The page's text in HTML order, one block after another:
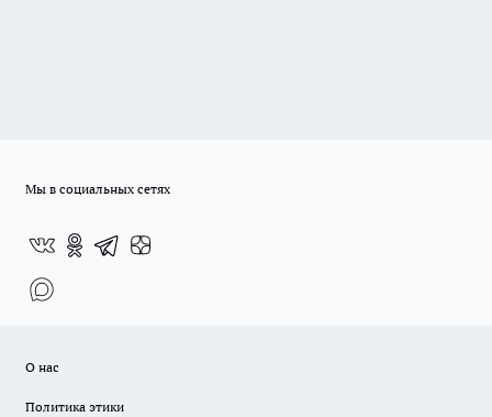
Мы в социальных сетях
О нас
Политика этики